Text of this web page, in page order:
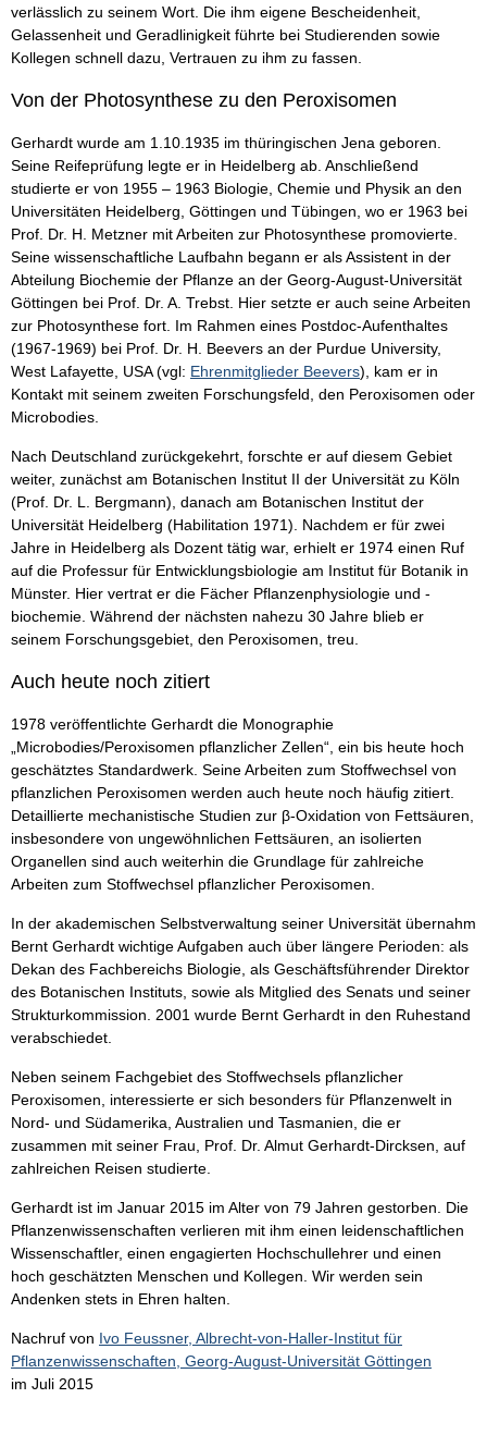
verlässlich zu seinem Wort. Die ihm eigene Bescheidenheit,
Gelassenheit und Geradlinigkeit führte bei Studierenden sowie
Kollegen schnell dazu, Vertrauen zu ihm zu fassen.
Von der Photosynthese zu den Peroxisomen
Gerhardt wurde am 1.10.1935 im thüringischen Jena geboren.
Seine Reifeprüfung legte er in Heidelberg ab. Anschließend
studierte er von 1955 – 1963 Biologie, Chemie und Physik an den
Universitäten Heidelberg, Göttingen und Tübingen, wo er 1963 bei
Prof. Dr. H. Metzner mit Arbeiten zur Photosynthese promovierte.
Seine wissenschaftliche Laufbahn begann er als Assistent in der
Abteilung Biochemie der Pflanze an der Georg-August-Universität
Göttingen bei Prof. Dr. A. Trebst. Hier setzte er auch seine Arbeiten
zur Photosynthese fort. Im Rahmen eines Postdoc-Aufenthaltes
(1967-1969) bei Prof. Dr. H. Beevers an der Purdue University,
West Lafayette, USA (vgl: Ehrenmitglieder Beevers), kam er in
Kontakt mit seinem zweiten Forschungsfeld, den Peroxisomen oder
Microbodies.
Nach Deutschland zurückgekehrt, forschte er auf diesem Gebiet
weiter, zunächst am Botanischen Institut II der Universität zu Köln
(Prof. Dr. L. Bergmann), danach am Botanischen Institut der
Universität Heidelberg (Habilitation 1971). Nachdem er für zwei
Jahre in Heidelberg als Dozent tätig war, erhielt er 1974 einen Ruf
auf die Professur für Entwicklungsbiologie am Institut für Botanik in
Münster. Hier vertrat er die Fächer Pflanzenphysiologie und -
biochemie. Während der nächsten nahezu 30 Jahre blieb er
seinem Forschungsgebiet, den Peroxisomen, treu.
Auch heute noch zitiert
1978 veröffentlichte Gerhardt die Monographie
„Microbodies/Peroxisomen pflanzlicher Zellen“, ein bis heute hoch
geschätztes Standardwerk. Seine Arbeiten zum Stoffwechsel von
pflanzlichen Peroxisomen werden auch heute noch häufig zitiert.
Detaillierte mechanistische Studien zur β-Oxidation von Fettsäuren,
insbesondere von ungewöhnlichen Fettsäuren, an isolierten
Organellen sind auch weiterhin die Grundlage für zahlreiche
Arbeiten zum Stoffwechsel pflanzlicher Peroxisomen.
In der akademischen Selbstverwaltung seiner Universität übernahm
Bernt Gerhardt wichtige Aufgaben auch über längere Perioden: als
Dekan des Fachbereichs Biologie, als Geschäftsführender Direktor
des Botanischen Instituts, sowie als Mitglied des Senats und seiner
Strukturkommission. 2001 wurde Bernt Gerhardt in den Ruhestand
verabschiedet.
Neben seinem Fachgebiet des Stoffwechsels pflanzlicher
Peroxisomen, interessierte er sich besonders für Pflanzenwelt in
Nord- und Südamerika, Australien und Tasmanien, die er
zusammen mit seiner Frau, Prof. Dr. Almut Gerhardt-Dircksen, auf
zahlreichen Reisen studierte.
Gerhardt ist im Januar 2015 im Alter von 79 Jahren gestorben. Die
Pflanzenwissenschaften verlieren mit ihm einen leidenschaftlichen
Wissenschaftler, einen engagierten Hochschullehrer und einen
hoch geschätzten Menschen und Kollegen. Wir werden sein
Andenken stets in Ehren halten.
Nachruf von Ivo Feussner, Albrecht-von-Haller-Institut für
Pflanzenwissenschaften, Georg-August-Universität Göttingen
im Juli 2015